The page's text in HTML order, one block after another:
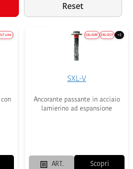
Reset
vite 8.8 SXL-OAF SXL-OCF +2
SXL-V
Ancorante passante in acciaio
lamierino ad espansione
ART. Scopri